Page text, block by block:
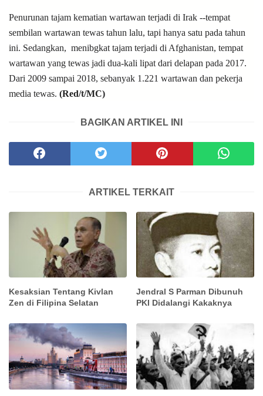
Penurunan tajam kematian wartawan terjadi di Irak --tempat
sembilan wartawan tewas tahun lalu, tapi hanya satu pada tahun
ini. Sedangkan, menibgkat tajam terjadi di Afghanistan, tempat
wartawan yang tewas jadi dua-kali lipat dari delapan pada 2017.
Dari 2009 sampai 2018, sebanyak 1.221 wartawan dan pekerja
media tewas. (Red/t/MC)
BAGIKAN ARTIKEL INI
ARTIKEL TERKAIT
Kesaksian Tentang Kivlan
Zen di Filipina Selatan
Jendral S Parman Dibunuh
PKI Didalangi Kakaknya